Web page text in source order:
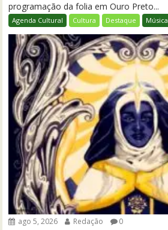
programação da folia em Ouro Preto...
Agenda Cultural Cultura Destaque Música
ago 5, 2026 Redação 0